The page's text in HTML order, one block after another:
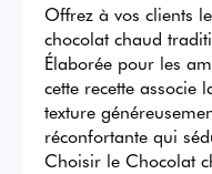
Offrez à vos clients
chocolat chaud
Élaborée pour les
cette recette associe
texture
réconfortante qui
Choisir le Chocolat